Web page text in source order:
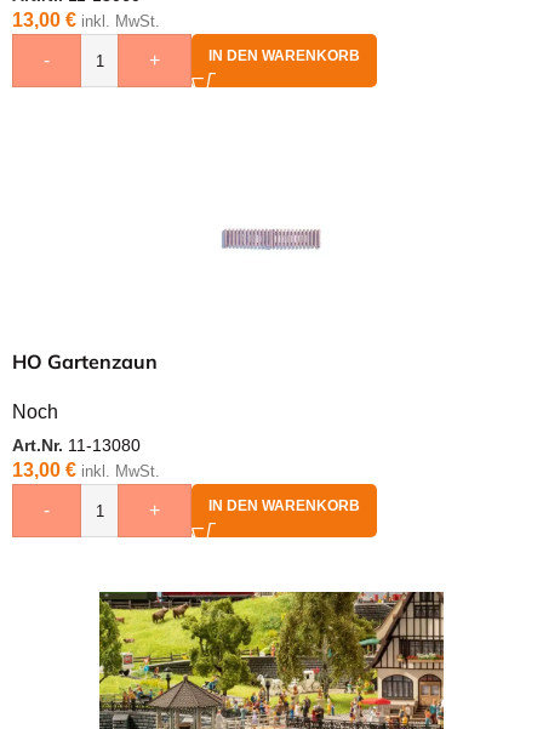
13,00 € inkl. MwSt.
- + IN DEN WARENKORB
HO Gartenzaun
Noch
Art.Nr. 11-13080
13,00 € inkl. MwSt.
- + IN DEN WARENKORB